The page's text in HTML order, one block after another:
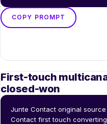
COPY PROMPT
First-touch
closed-won
Junte Contact original
Contact first touch converting